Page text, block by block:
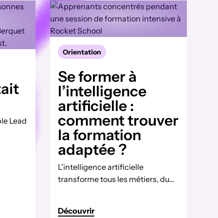
Lead
Orientation
Se former à
l’intelligence
artificielle :
comment trouver
la formation
adaptée ?
L’intelligence artificielle
transforme tous les métiers, du
Mais une idée reçue persiste : «
Découvrir